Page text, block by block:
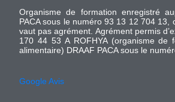
Organisme de formation enregistré
PACA sous le numéro 93 13 12 704 13,
vaut pas agrément. Agrément permis
170 44 53 A ROFHYA (organisme de
alimentaire) DRAAF PACA sous le
Google Avis